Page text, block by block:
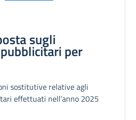
sugli
per
sostitutive relative agli
effettuati nell’anno 2025